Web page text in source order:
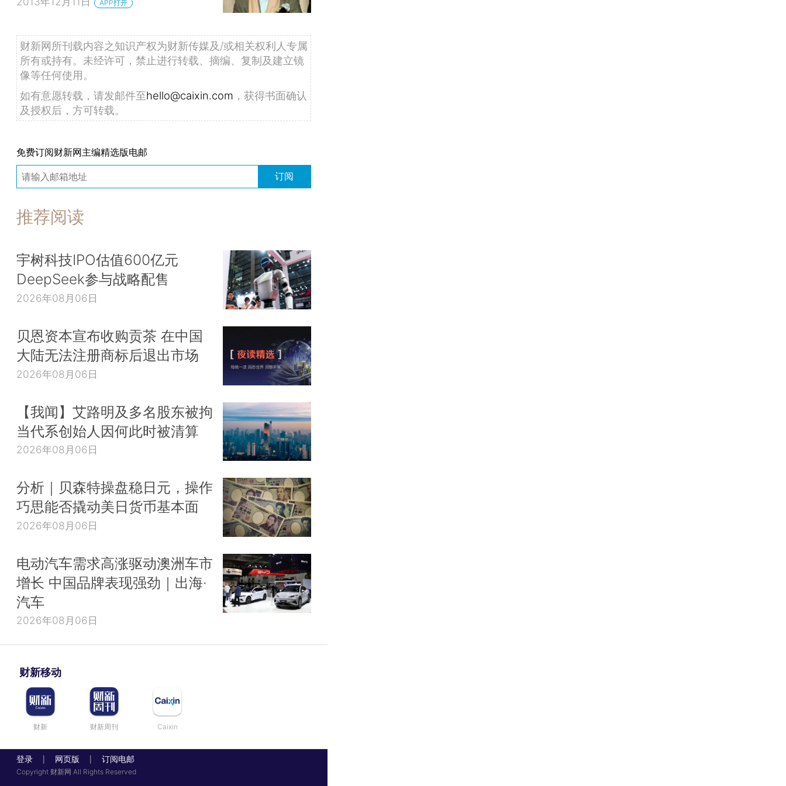
APP打开
财新网所刊载内容之知识产权为财新传媒及/或相关权利人专属
所有或持有。未经许可，禁止进行转载、摘编、复制及建立镜
像等任何使用。
如有意愿转载，请发邮件至hello@caixin.com ，获得书面确认
及授权后，方可转载。
免费订阅财新网主编精选版电邮
订阅
推荐阅读
宇树科技IPO估值600亿元
DeepSeek参与战略配售
2026年08月06日
贝恩资本宣布收购贡茶 在中国
大陆无法注册商标后退出市场
2026年08月06日
【我闻】艾路明及多名股东被拘
当代系创始人因何此时被清算
2026年08月06日
分析｜贝森特操盘稳日元，操作
巧思能否撬动美日货币基本面
2026年08月06日
电动汽车需求高涨驱动澳洲车市
增长 中国品牌表现强劲｜出海·
汽车
2026年08月06日
财新移动
财新 财新周刊 Caixin
登录 网页版 订阅电邮
Copyright 财新网 All Rights Reserved